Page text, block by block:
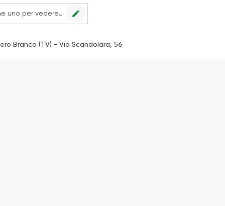
Nessun punto vendita impostato, scegline uno per vedere le offerte. edit
Branco (TV) - Via Scandolara, 56